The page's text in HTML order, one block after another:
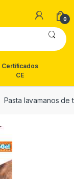
0
Certificados
CE
Pasta lavamanos de